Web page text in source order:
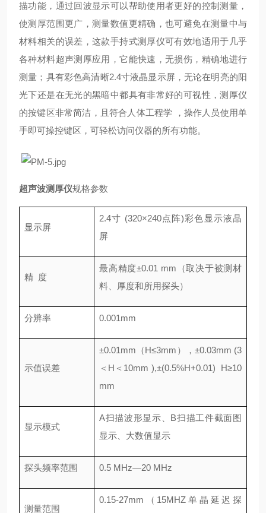
描功能，通过回波显示可以帮助使用者更好的控制测量，
使测厚范围更广，测量数值更精确，也可避免在测量中与
材料相关的误差，这款手持式测厚仪可有效地适用于几乎
各种材料超声测厚应用，它能快速，无损伤，精确地进行
测量；具有彩色高清晰2.4寸液晶显示屏，无论在明亮的阳
光下还是在无光的黑暗中都具有非常好的可视性，测厚仪
的按键区非常简洁，且符合人体工程学 ，操作人员使用单
手即可操控键区，可轻松访问仪器的所有功能。
超声波测厚仪规格参数
显示屏
2.4寸 (320×240点阵)彩色显示液晶
屏
精 度
最高精度±0.01 mm（取决于被测材
料、厚度和所用探头）
分辨率 0.001mm
示值误差
±0.01mm（H≤3mm），±0.03mm (3
＜H＜10mm ),±(0.5%H+0.01) H≥10
mm
显示模式
A扫描波形显示、B扫描工件截面图
显示、大数值显示
探头频率范围 0.5 MHz—20 MHz
测量范围
0.15-27mm（15MHZ单晶延迟探